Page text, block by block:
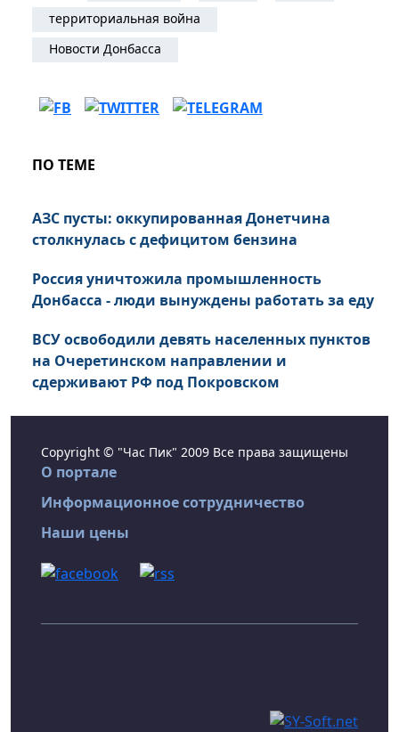
территориальная война
Новости Донбасса
ПО ТЕМЕ
АЗС пусты: оккупированная Донетчина
столкнулась с дефицитом бензина
Россия уничтожила промышленность
Донбасса - люди вынуждены работать за еду
ВСУ освободили девять населенных пунктов
на Очеретинском направлении и
сдерживают РФ под Покровском
Copyright © "Час Пик" 2009 Все права защищены
О портале
Информационное сотрудничество
Наши цены